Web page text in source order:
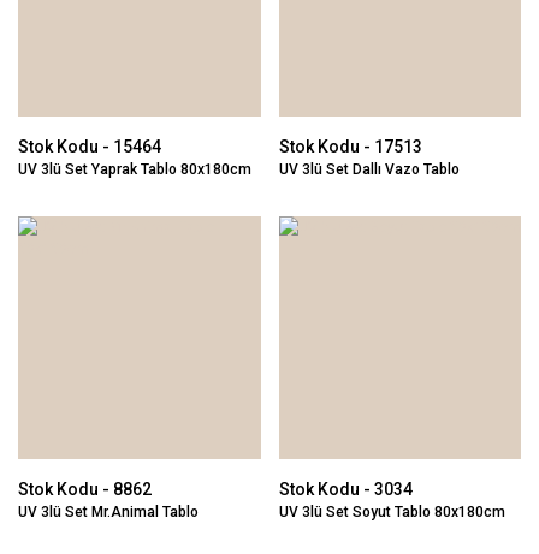
Stok Kodu - 15464
UV 3lü Set Yaprak Tablo 80x180cm
Stok Kodu - 17513
UV 3lü Set Dallı Vazo Tablo
Stok Kodu - 8862
UV 3lü Set Mr.Animal Tablo
Stok Kodu - 3034
UV 3lü Set Soyut Tablo 80x180cm